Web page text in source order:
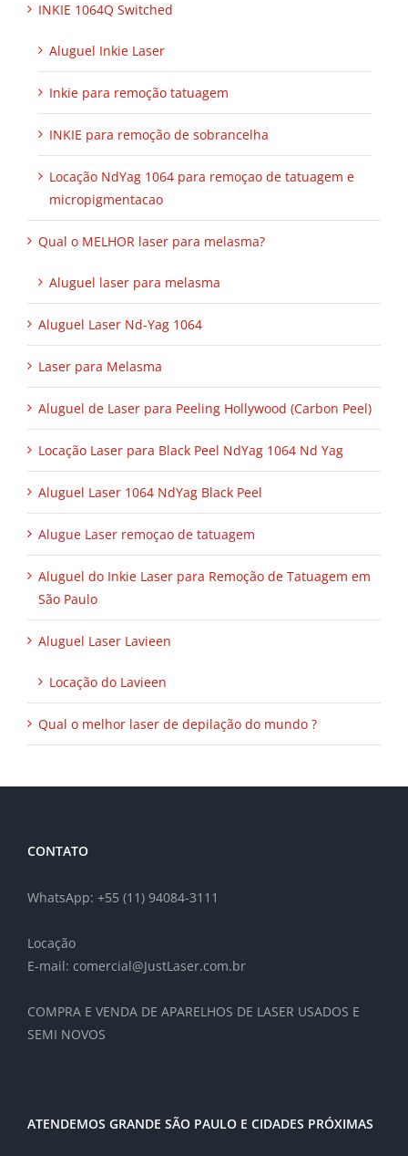
INKIE 1064Q Switched
Aluguel Inkie Laser
Inkie para remoção tatuagem
INKIE para remoção de sobrancelha
Locação NdYag 1064 para remoçao de tatuagem e
micropigmentacao
Qual o MELHOR laser para melasma?
Aluguel laser para melasma
Aluguel Laser Nd-Yag 1064
Laser para Melasma
Aluguel de Laser para Peeling Hollywood (Carbon Peel)
Locação Laser para Black Peel NdYag 1064 Nd Yag
Aluguel Laser 1064 NdYag Black Peel
Alugue Laser remoçao de tatuagem
Aluguel do Inkie Laser para Remoção de Tatuagem em
São Paulo
Aluguel Laser Lavieen
Locação do Lavieen
Qual o melhor laser de depilação do mundo ?
CONTATO
WhatsApp: +55 (11) 94084-3111
Locação
E-mail: comercial@JustLaser.com.br
COMPRA E VENDA DE APARELHOS DE LASER USADOS E
SEMI NOVOS
ATENDEMOS GRANDE SÃO PAULO E CIDADES PRÓXIMAS